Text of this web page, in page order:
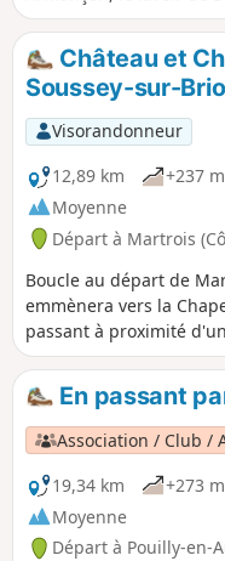
mare transparente et
l'habitat traditionnel.
Château et
Soussey-sur-
Visorandonneur
12,89 km
+237 m
Moyenne
Départ à Martrois
Boucle au départ de
emmènera vers la
passant à proximité
au château de
En passant
Association / Club /
19,34 km
+273 m
Moyenne
Départ à Pouilly-en-